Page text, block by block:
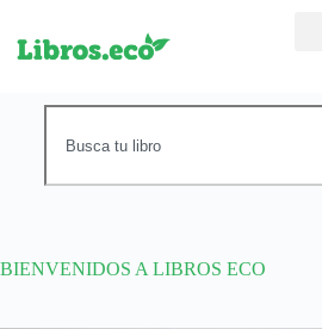
BIENVENIDOS A LIBROS ECO